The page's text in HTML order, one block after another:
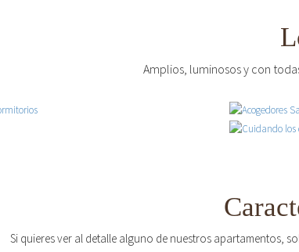
Amplios, luminosos y con
Si quieres ver al detalle alguno de nuestros apartamentos,